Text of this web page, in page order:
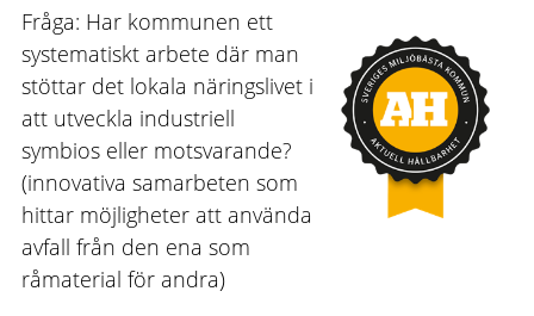
Fråga: Har kommunen ett
systematiskt arbete där man
stöttar det lokala näringslivet i
att utveckla industriell
symbios eller motsvarande?
(innovativa samarbeten som
hittar möjligheter att använda
avfall från den ena som
råmaterial för andra)